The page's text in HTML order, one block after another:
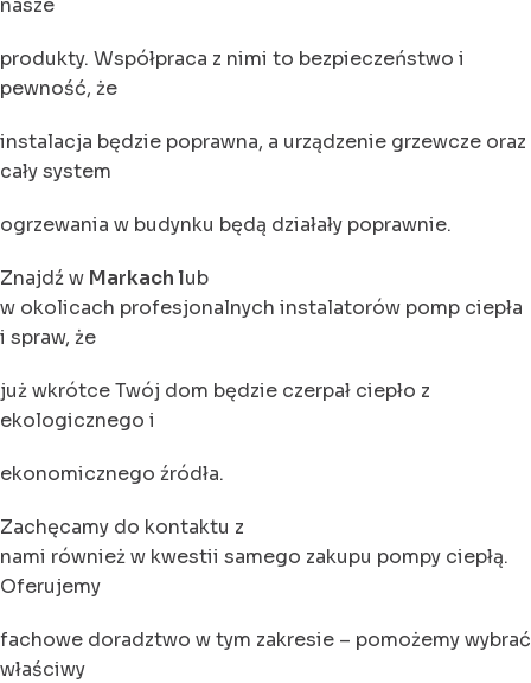
produkty. Współpraca z nimi to bezpieczeństwo i
pewność, że
instalacja będzie poprawna, a urządzenie grzewcze oraz
cały system
ogrzewania w budynku będą działały poprawnie.
Znajdź w Markach lub
w okolicach profesjonalnych instalatorów pomp ciepła
i spraw, że
już wkrótce Twój dom będzie czerpał ciepło z
ekologicznego i
ekonomicznego źródła.
Zachęcamy do kontaktu z
nami również w kwestii samego zakupu pompy ciepłą.
Oferujemy
fachowe doradztwo w tym zakresie – pomożemy wybrać
właściwy